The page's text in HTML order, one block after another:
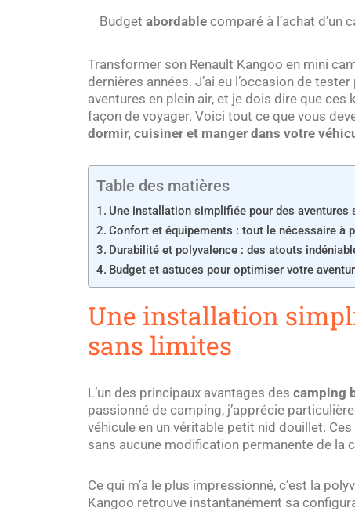
Budget abordable comparé à l’achat d’un
Transformer son Renault Kangoo en mini
dernières années. J’ai eu l’occasion de
aventures en plein air, et je dois dire que
façon de voyager. Voici tout ce que vous
dormir, cuisiner et manger dans votre
Table des matières
Une installation simplifiée pour des aventures
Confort et équipements : tout le nécessaire à
Durabilité et polyvalence : des atouts
Budget et astuces pour optimiser votre
Une installation
sans limites
L’un des principaux avantages des camping
passionné de camping, j’apprécie
véhicule en un véritable petit nid douillet.
sans aucune modification permanente de la
Ce qui m’a le plus impressionné, c’est la
Kangoo retrouve instantanément sa